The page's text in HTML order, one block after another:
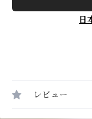
日
レビュー